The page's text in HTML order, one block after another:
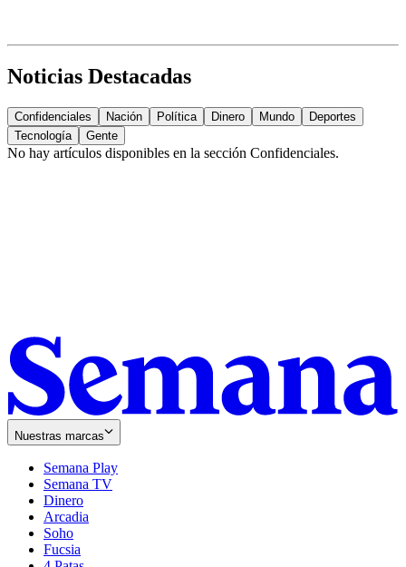
Noticias Destacadas
Confidenciales Nación Política Dinero Mundo
Deportes
Tecnología
Gente
No hay artículos disponibles en la sección Confidenciales.
Nuestras marcas
Semana Play
Semana TV
Dinero
Arcadia
Soho
in
Fucsia